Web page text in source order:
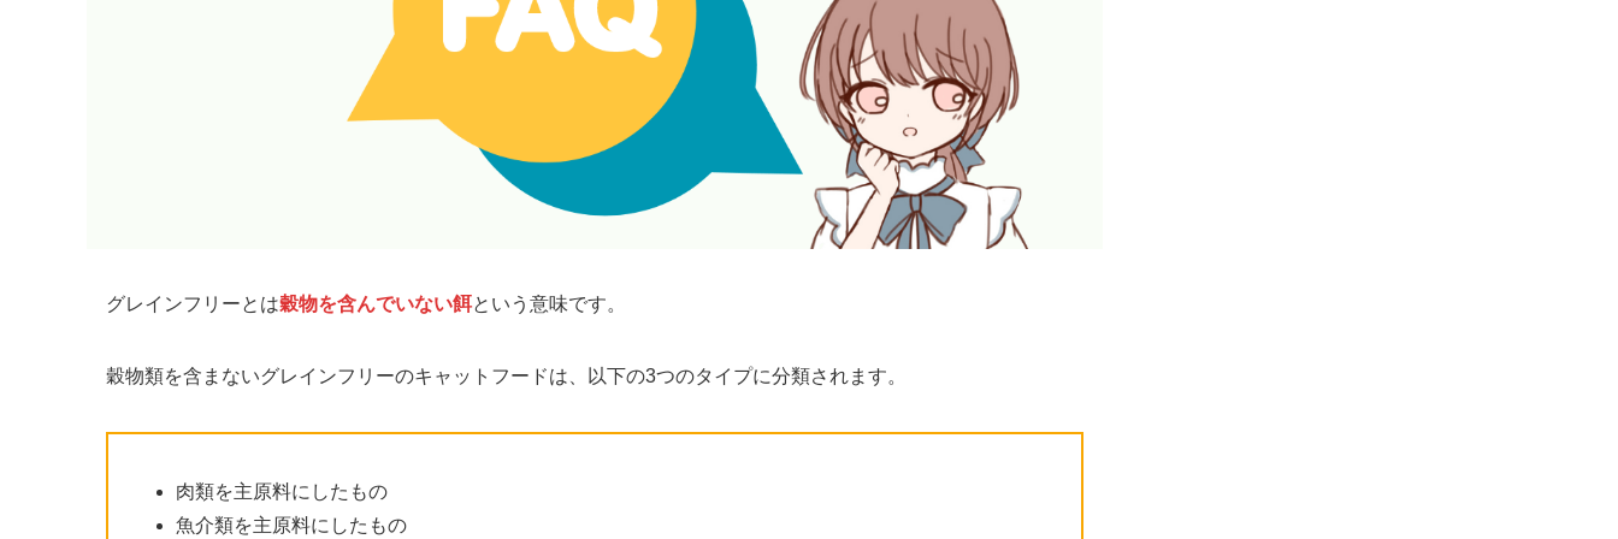
グレインフリーとは穀物を含んでいない餌という意味です。
穀物類を含まないグレインフリーのキャットフードは、以下の3つのタイプに分類されます。
肉類を主原料にしたもの
魚介類を主原料にしたもの